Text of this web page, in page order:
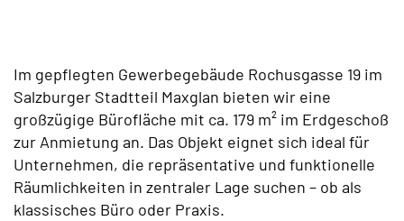
Im gepflegten Gewerbegebäude Rochusgasse 19 im
Salzburger Stadtteil Maxglan bieten wir eine
großzügige Bürofläche mit ca. 179 m² im Erdgeschoß
zur Anmietung an. Das Objekt eignet sich ideal für
Unternehmen, die repräsentative und funktionelle
Räumlichkeiten in zentraler Lage suchen – ob als
klassisches Büro oder Praxis.